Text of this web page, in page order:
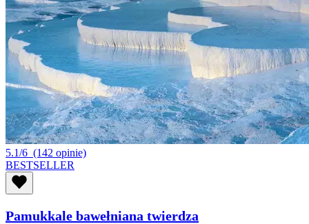
5.1/6 (142 opinie)
BESTSELLER
Pamukkale bawełniana twierdza